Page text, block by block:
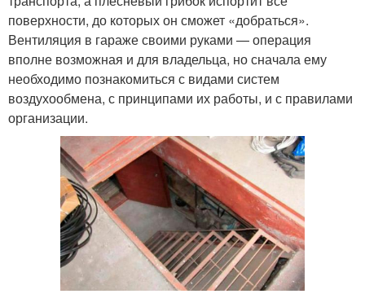
поверхности, до которых он сможет «добраться».
Вентиляция в гараже своими руками — операция
вполне возможная и для владельца, но сначала ему
необходимо познакомиться с видами систем
воздухообмена, с принципами их работы, и с правилами
организации.